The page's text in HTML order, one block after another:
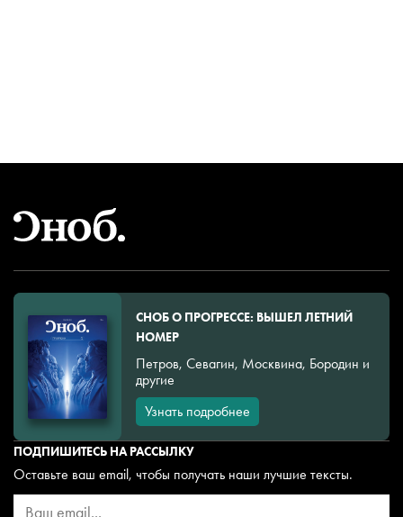
СНОБ О ПРОГРЕССЕ: ВЫШЕЛ ЛЕТНИЙ
НОМЕР
Петров, Севагин, Москвина, Бородин и
другие
Узнать подробнее
ПОДПИШИТЕСЬ НА РАССЫЛКУ
Оставьте ваш email, чтобы получать наши лучшие тексты.